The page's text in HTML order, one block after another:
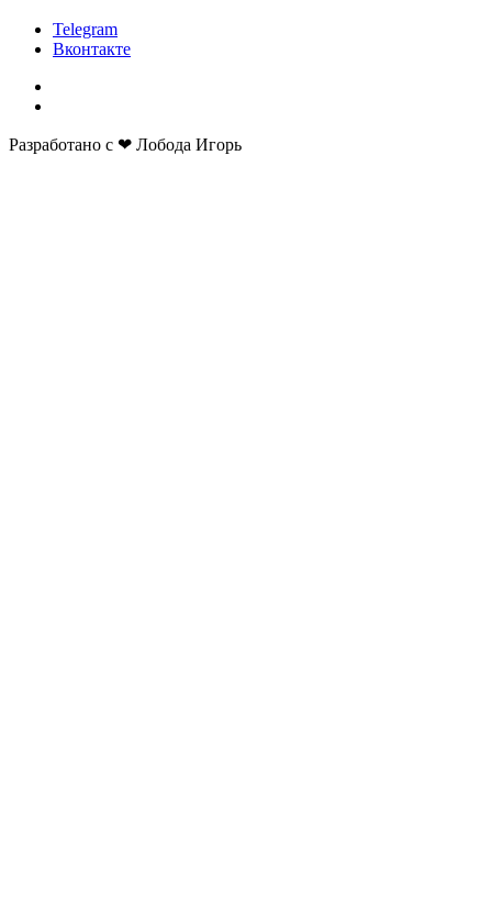
Telegram
Вконтакте
Разработано с ❤ Лобода Игорь